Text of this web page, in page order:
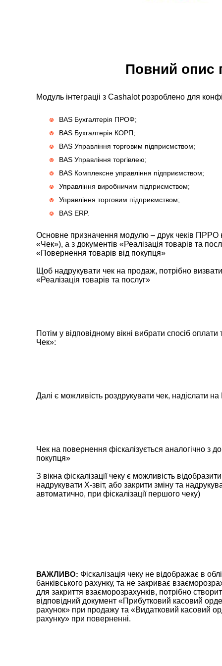
Повний опис
Модуль інтеграціі з Cashalot розроблено для
BAS Бухгалтерія ПРОФ;
BAS Бухгалтерія КОРП;
BAS Управління торговим підприємством;
BAS Управління торгівлею;
BAS Комплексне управління підприємством;
Управління виробничим підприємством;
Управління торговим підприємством;
BAS ERP.
Основне призначення модулю – друк чеків ПРРО
«Чек»), а з документів «Реалізація товарів та
«Повернення товарів від покупця»
Щоб надрукувати чек на продаж, потрібно
«Реалізація товарів та послуг»
Потім у відповідному вікні вибрати спосіб
Чек»:
Далі є можливість роздрукувати чек, надіслати
Чек на повернення фіскалізується аналогічно з
покупця»
З вікна фіскалізації чеку є можливість
надрукувати Х-звіт, або закрити зміну та
автоматично, при фіскалізації першого чеку)
ВАЖЛИВО: Фіскалізація чеку не відображає в
банківського рахунку, та не закриває
для закриття взаєморозрахунків, потрібно
відповідний документ «Прибутковий касовий
рахунок» при продажу та «Видатковий касовий
рахунку» при поверненні.